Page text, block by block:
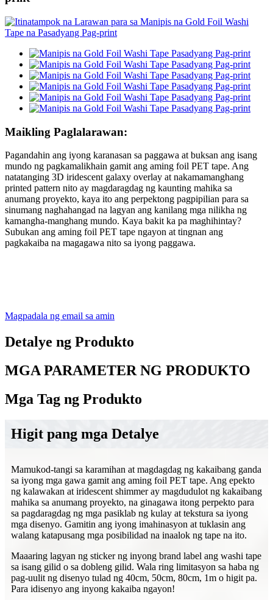
Maikling Paglalarawan:
Pagandahin ang iyong karanasan sa paggawa at buksan ang isang
mundo ng pagkamalikhain gamit ang aming foil PET tape. Ang
natatanging 3D iridescent galaxy overlay at nakamamanghang
printed pattern nito ay magdaragdag ng kaunting mahika sa
anumang proyekto, kaya ito ang perpektong pagpipilian para sa
sinumang naghahangad na lagyan ang kanilang mga nilikha ng
kamangha-manghang mundo. Kaya bakit ka pa maghihintay?
Subukan ang aming foil PET tape ngayon at tingnan ang
pagkakaiba na magagawa nito sa iyong paggawa.
Magpadala ng email sa amin
Detalye ng Produkto
MGA PARAMETER NG PRODUKTO
Mga Tag ng Produkto
Higit pang mga Detalye
Mamukod-tangi sa karamihan at magdagdag ng kakaibang ganda
sa iyong mga gawa gamit ang aming foil PET tape. Ang epekto
ng kalawakan at iridescent shimmer ay magdudulot ng kakaibang
mahika sa anumang proyekto, na ginagawa itong perpekto para
sa pagdaragdag ng mga pasiklab ng kulay at tekstura sa iyong
mga disenyo. Gamitin ang iyong imahinasyon at tuklasin ang
walang katapusang mga posibilidad na inaalok ng tape na ito.
Maaaring lagyan ng sticker ng inyong brand label ang washi tape
sa isang gilid o sa dobleng gilid. Wala ring limitasyon sa haba ng
pag-uulit ng disenyo tulad ng 40cm, 50cm, 80cm, 1m o higit pa.
Para idisenyo ang inyong kakaiba ngayon!